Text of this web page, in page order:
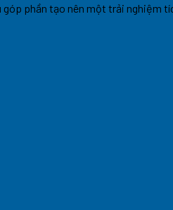
phần tạo nên một trải nghiệm